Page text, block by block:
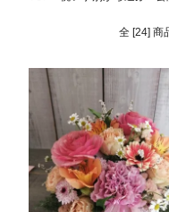
全 [24] 商